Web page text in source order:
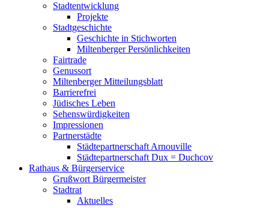
Stadtentwicklung
Projekte
Stadtgeschichte
Geschichte in Stichworten
Miltenberger Persönlichkeiten
Fairtrade
Genussort
Miltenberger Mitteilungsblatt
Barrierefrei
Jüdisches Leben
Sehenswürdigkeiten
Impressionen
Partnerstädte
Städtepartnerschaft Arnouville
Städtepartnerschaft Dux = Duchcov
Rathaus & Bürgerservice
Grußwort Bürgermeister
Stadtrat
Aktuelles